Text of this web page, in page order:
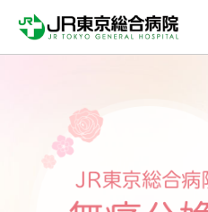
心臓血管外科
開設
高度で安全な医療を、
手術支援ロボット
hinotori TM導
心臓血管外科
開設
高度で安全な医療を、
手術支援ロボット
hinotori TM導
心臓血管外科
開設
高度で安全な医療を、
手術支援ロボット
hinotori TM導